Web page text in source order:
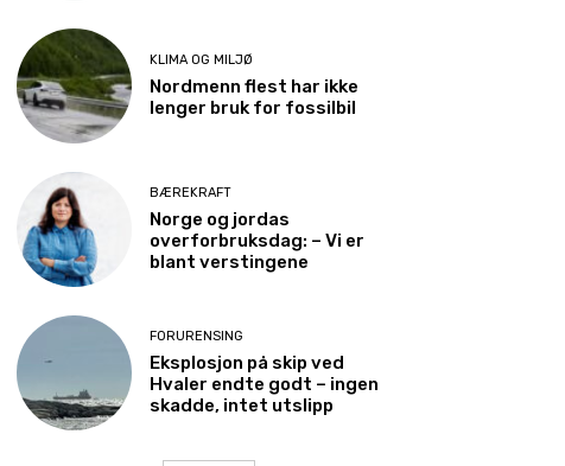
KLIMA OG MILJØ
Nordmenn flest har ikke
lenger bruk for fossilbil
BÆREKRAFT
Norge og jordas
overforbruksdag: – Vi er
blant verstingene
FORURENSING
Eksplosjon på skip ved
Hvaler endte godt – ingen
skadde, intet utslipp